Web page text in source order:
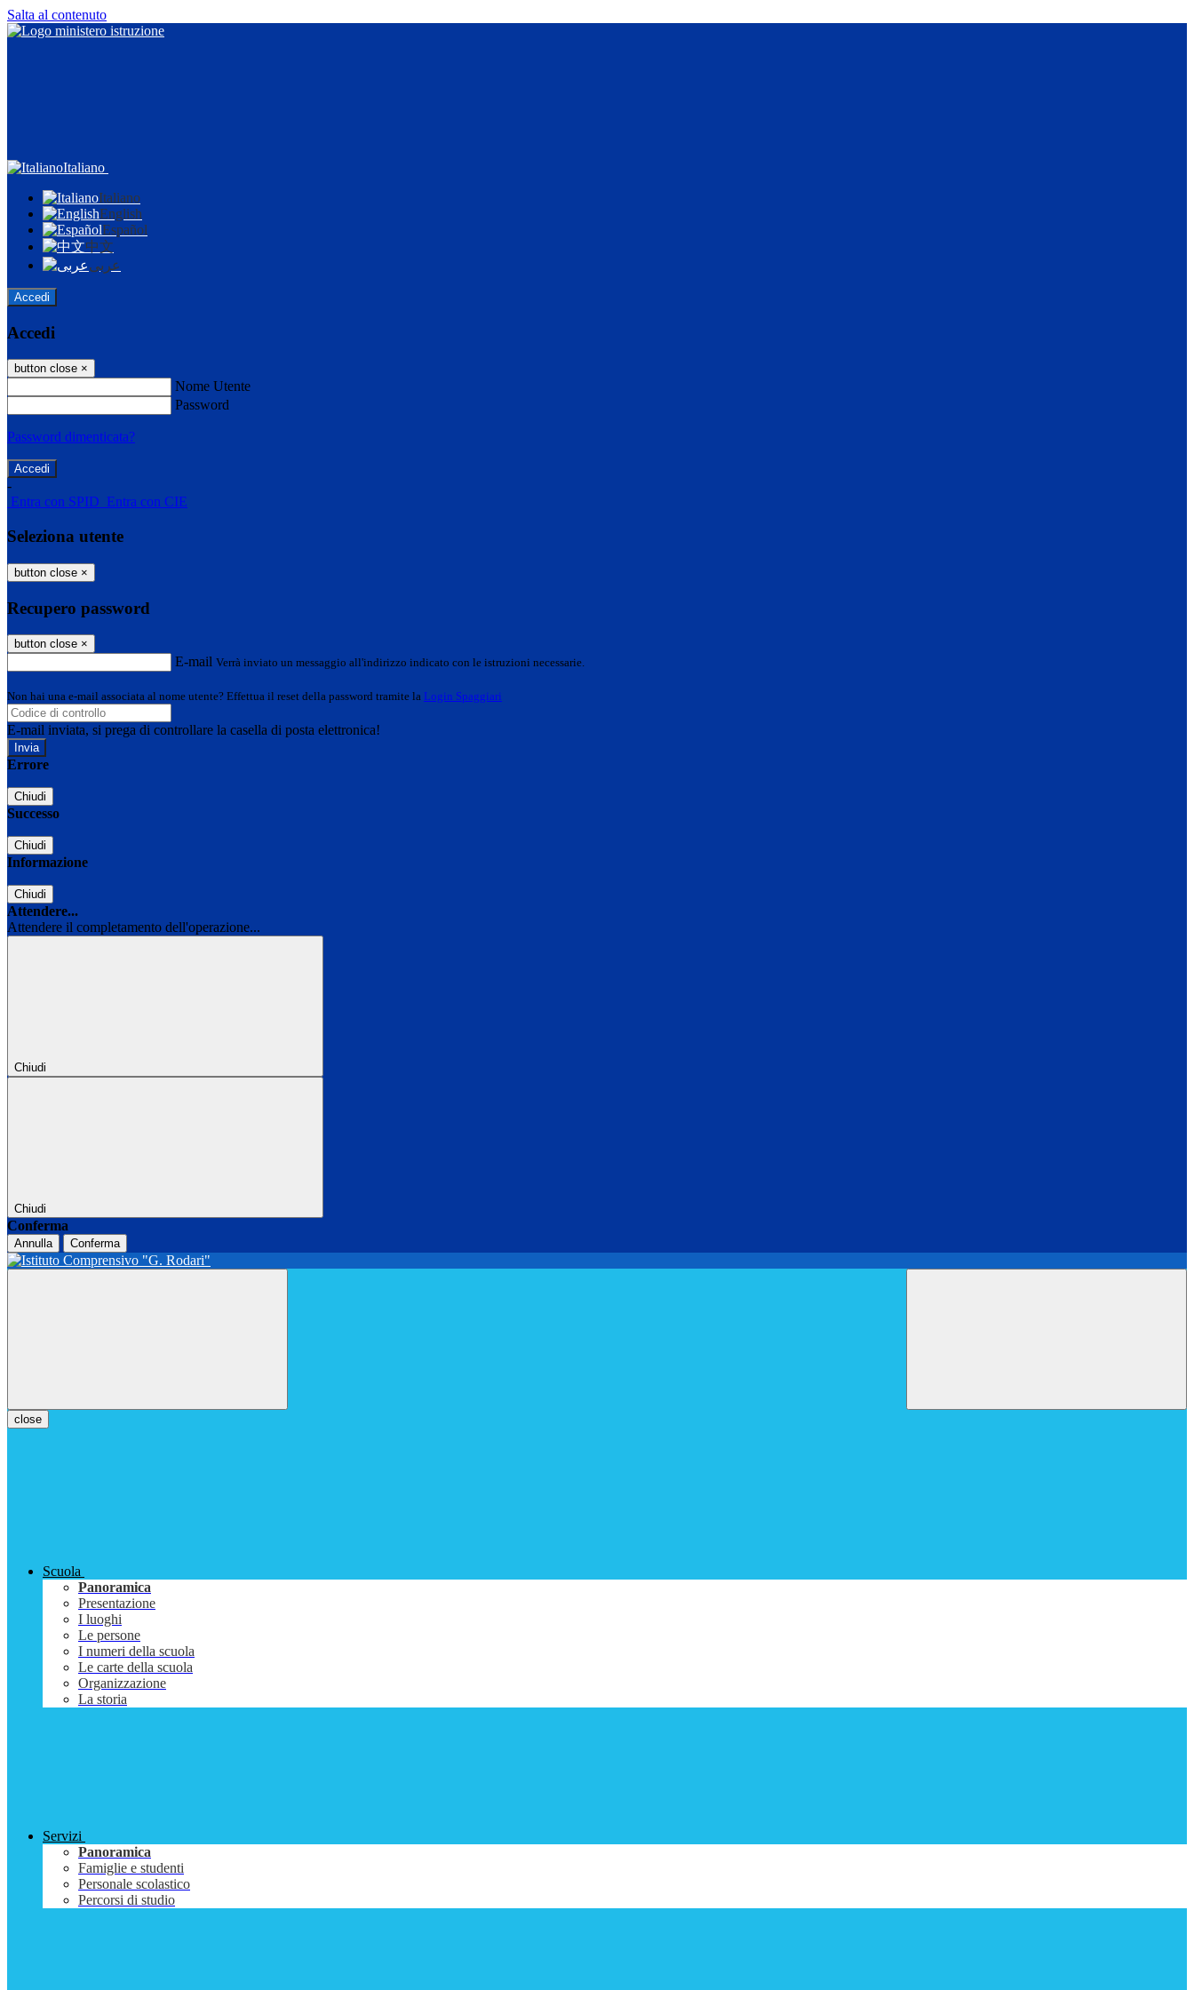
Salta al contenuto
Italiano
Italiano
English
Español
中文
عربى
Accedi
Accedi
button close ×
Nome Utente
Password
Password dimenticata?
-
Entra con SPID Entra con CIE
Seleziona utente
button close ×
Recupero password
button close ×
E-mail Verrà inviato un messaggio all'indirizzo indicato con le istruzioni necessarie.
Non hai una e-mail associata al nome utente? Effettua il reset della password tramite la Login Spaggiari
E-mail inviata, si prega di controllare la casella di posta elettronica!
Errore
Chiudi
Successo
Chiudi
Informazione
Chiudi
Attendere...
Attendere il completamento dell'operazione...
Chiudi
Chiudi
Conferma
Annulla Conferma
close
Scuola
Panoramica
Presentazione
I luoghi
Le persone
I numeri della scuola
Le carte della scuola
Organizzazione
La storia
Servizi
Panoramica
Famiglie e studenti
Personale scolastico
Percorsi di studio